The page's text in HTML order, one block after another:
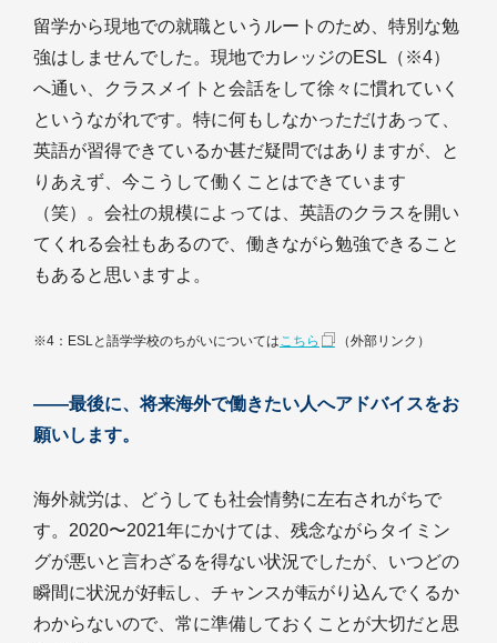
留学から現地での就職というルートのため、特別な勉
強はしませんでした。現地でカレッジのESL（※4）
へ通い、クラスメイトと会話をして徐々に慣れていく
というながれです。特に何もしなかっただけあって、
英語が習得できているか甚だ疑問ではありますが、と
りあえず、今こうして働くことはできています
（笑）。会社の規模によっては、英語のクラスを開い
てくれる会社もあるので、働きながら勉強できること
もあると思いますよ。
※4：ESLと語学学校のちがいについては こちら （外部リンク）
――最後に、将来海外で働きたい人へアドバイスをお
願いします。
海外就労は、どうしても社会情勢に左右されがちで
す。2020〜2021年にかけては、残念ながらタイミン
グが悪いと言わざるを得ない状況でしたが、いつどの
瞬間に状況が好転し、チャンスが転がり込んでくるか
わからないので、常に準備しておくことが大切だと思